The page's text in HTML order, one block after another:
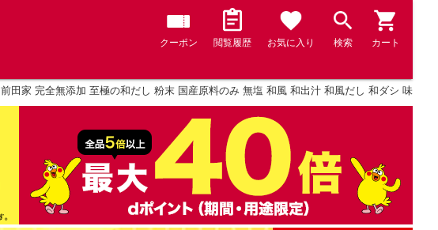
クーポン 閲覧履歴 お気に入り 検索 カート
前田家 完全無添加 至極の和だし 粉末 国産原料のみ 無塩 和風 和出汁 和風だし 和ダシ 味噌